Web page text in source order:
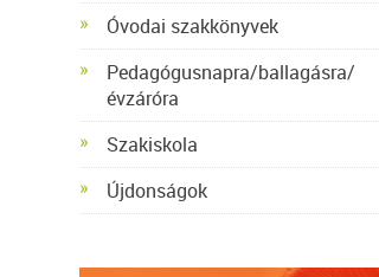
Óvodai szakkönyvek
Pedagógusnapra/ballagásra/
évzáróra
Szakiskola
Újdonságok